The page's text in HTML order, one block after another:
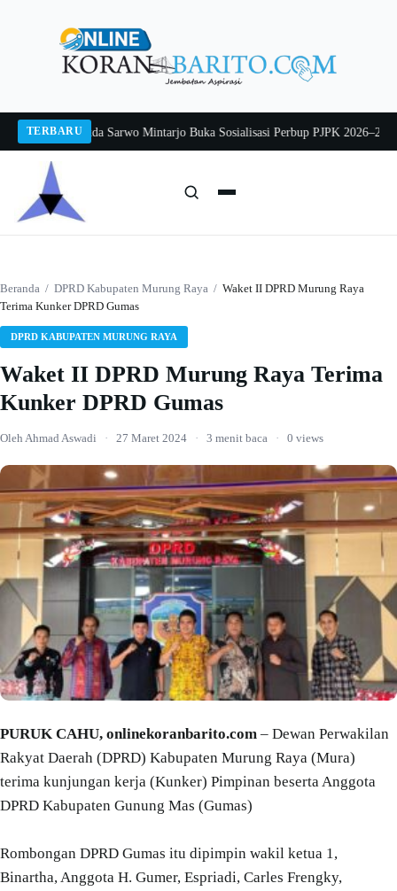
TERBARU
Pj Sekda Sarwo Mintarjo Buka Sosialisasi Perbup PJPK 2026–2030
Beranda / DPRD Kabupaten Murung Raya / Waket II DPRD Murung Raya
Terima Kunker DPRD Gumas
DPRD KABUPATEN MURUNG RAYA
Waket II DPRD Murung Raya Terima
Kunker DPRD Gumas
Oleh Ahmad Aswadi · 27 Maret 2024 · 3 menit baca · 0 views
PURUK CAHU, onlinekoranbarito.com – Dewan Perwakilan
Rakyat Daerah (DPRD) Kabupaten Murung Raya (Mura)
terima kunjungan kerja (Kunker) Pimpinan beserta Anggota
DPRD Kabupaten Gunung Mas (Gumas)
Rombongan DPRD Gumas itu dipimpin wakil ketua 1,
Binartha, Anggota H. Gumer, Espriadi, Carles Frengky,